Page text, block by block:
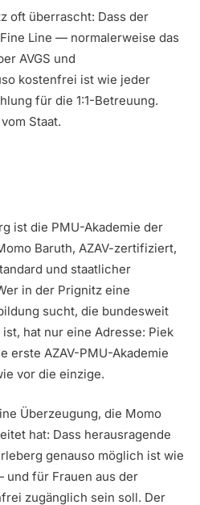
oft überrascht: Dass der
Line — normalerweise das
AVGS und
kostenfrei ist wie jeder
für die 1:1-Betreuung.
Staat.
ist die PMU-Akademie der
Baruth, AZAV-zertifiziert,
und staatlicher
in der Prignitz eine
sucht, die bundesweit
hat nur eine Adresse: Piek
erste AZAV-PMU-Akademie
vor die einzige.
Überzeugung, die Momo
hat: Dass herausragende
genauso möglich ist wie
für Frauen aus der
zugänglich sein soll. Der